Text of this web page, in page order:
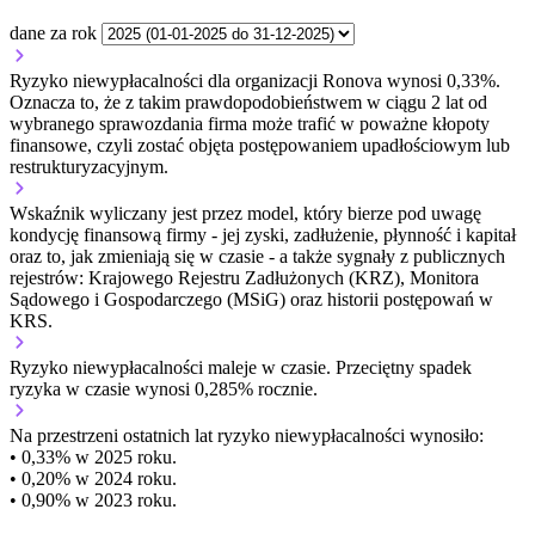
dane za rok
Ryzyko niewypłacalności dla organizacji Ronova wynosi 0,33%.
Oznacza to, że z takim prawdopodobieństwem w ciągu 2 lat od
wybranego sprawozdania firma może trafić w poważne kłopoty
finansowe, czyli zostać objęta postępowaniem upadłościowym lub
restrukturyzacyjnym.
Wskaźnik wyliczany jest przez model, który bierze pod uwagę
kondycję finansową firmy - jej zyski, zadłużenie, płynność i kapitał
oraz to, jak zmieniają się w czasie - a także sygnały z publicznych
rejestrów: Krajowego Rejestru Zadłużonych (KRZ), Monitora
Sądowego i Gospodarczego (MSiG) oraz historii postępowań w
KRS.
Ryzyko niewypłacalności maleje w czasie. Przeciętny spadek
ryzyka w czasie wynosi 0,285% rocznie.
Na przestrzeni ostatnich lat ryzyko niewypłacalności wynosiło:
• 0,33% w 2025 roku.
• 0,20% w 2024 roku.
• 0,90% w 2023 roku.